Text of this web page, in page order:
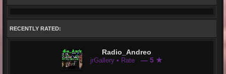
ich die Schule 2 Jahre von Haus Hall . Ab den
11.07.1986 wurde ich von der Sonderförder Schule
01.06.1981 bis 01.09.1987
in der St. Thomas Gruppe
in Haus Hall Gescher gewohnt , dort hatte ich eine
wunderschöne zeit verlebt ,
RECENTLY RATED:
Radio_Andreo
jrGallery • Rate — 5 ★